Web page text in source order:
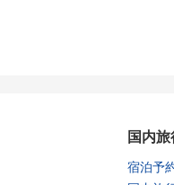
国内旅
宿泊予